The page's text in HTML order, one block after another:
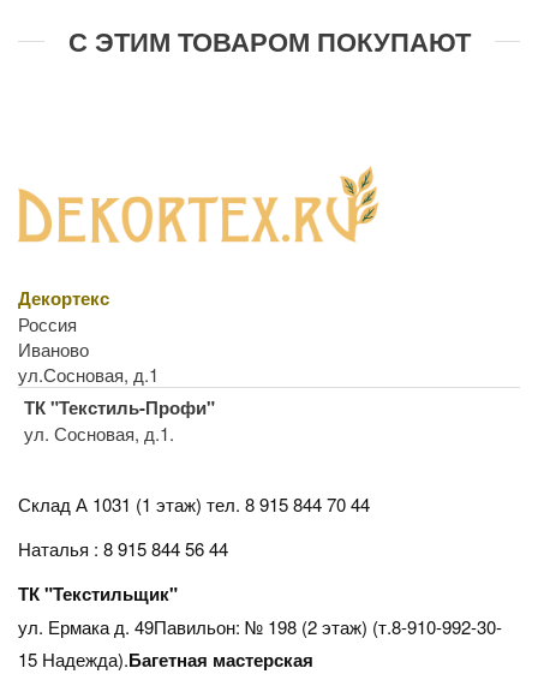
С ЭТИМ ТОВАРОМ ПОКУПАЮТ
Декортекс
Россия
Иваново
ул.Сосновая, д.1
ТК "Текстиль-Профи"
ул. Сосновая, д.1.
Склад А 1031 (1 этаж) тел. 8 915 844 70 44
Наталья : 8 915 844 56 44
ТК "Текстильщик"
ул. Ермака д. 49Павильон: № 198 (2 этаж) (т.8-910-992-30-
15 Надежда).Багетная мастерская